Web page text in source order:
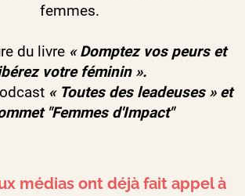
femmes.
du livre « Domptez vos peurs et
votre féminin ».
« Toutes des leadeuses » et
"Femmes d'Impact"
médias ont déjà fait appel à